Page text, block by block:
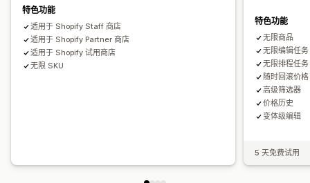
特色功能
适用于 Shopify Staff 商店
适用于 Shopify Partner 商店
适用于 Shopify 试用商店
无限 SKU
特色功能
无限商品
无限编辑任务
无限排程任务
随时回滚价格
高级筛选器
价格历史
变体级编辑
5 天免费试用